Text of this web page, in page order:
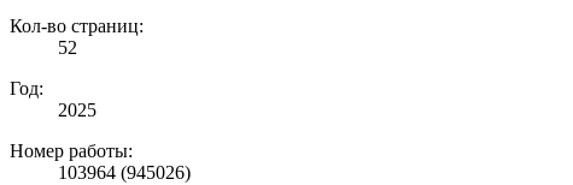
Кол-во страниц:
52
Год:
2025
Номер работы:
103964 (945026)